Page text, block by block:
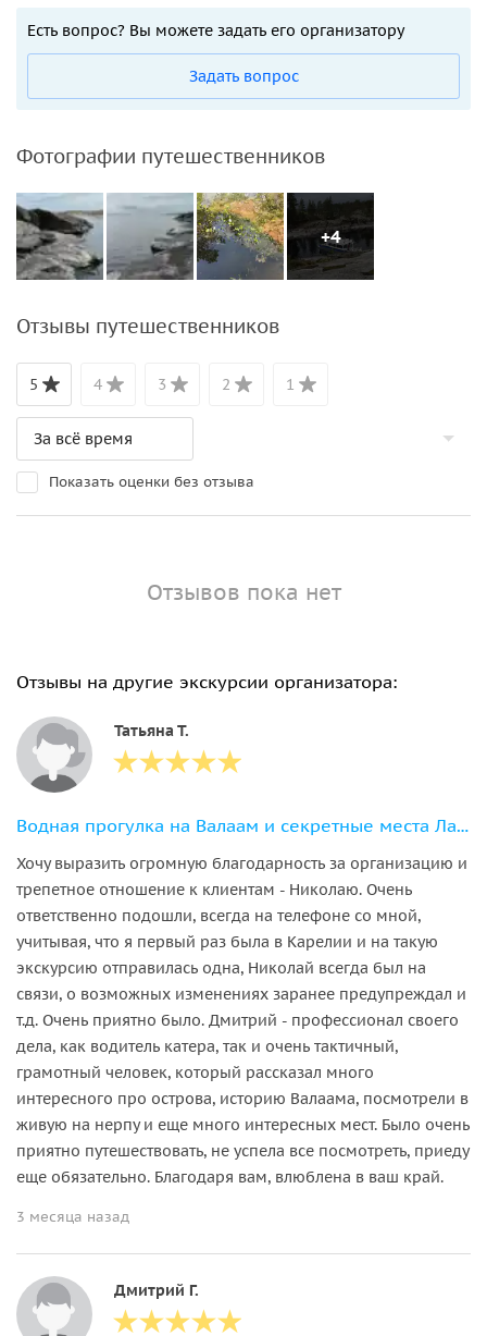
Есть вопрос? Вы можете задать его организатору
Задать вопрос
Фотографии путешественников
+4
Отзывы путешественников
5 4 3 2 1
Показать оценки без отзыва
Отзывов пока нет
Отзывы на другие экскурсии организатора:
Татьяна Т.
Водная прогулка на Валаам и секретные места Ладожских шхер
Хочу выразить огромную благодарность за организацию и
трепетное отношение к клиентам - Николаю. Очень
ответственно подошли, всегда на телефоне со мной,
учитывая, что я первый раз была в Карелии и на такую
экскурсию отправилась одна, Николай всегда был на
связи, о возможных изменениях заранее предупреждал и
т.д. Очень приятно было. Дмитрий - профессионал своего
дела, как водитель катера, так и очень тактичный,
грамотный человек, который рассказал много
интересного про острова, историю Валаама, посмотрели в
живую на нерпу и еще много интересных мест. Было очень
приятно путешествовать, не успела все посмотреть, приеду
еще обязательно. Благодаря вам, влюблена в ваш край.
3 месяца назад
Дмитрий Г.